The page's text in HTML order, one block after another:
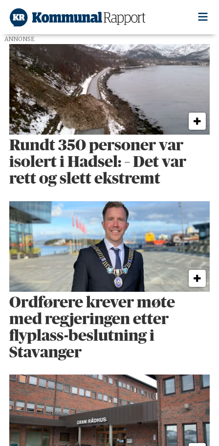
Tag:
beredskap
ANNONSE
Rundt 350 personer var
isolert i Hadsel: – Det var
rett og slett ekstremt
Ordførere krever møte
med regjeringen etter
flyplass-beslutning i
Stavanger